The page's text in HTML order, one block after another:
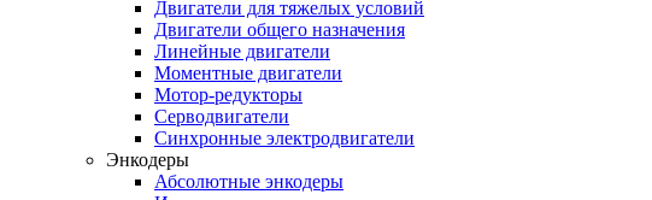
Двигатели для тяжелых условий
Двигатели общего назначения
Линейные двигатели
Моментные двигатели
Мотор-редукторы
Серводвигатели
Синхронные электродвигатели
Энкодеры
Абсолютные энкодеры